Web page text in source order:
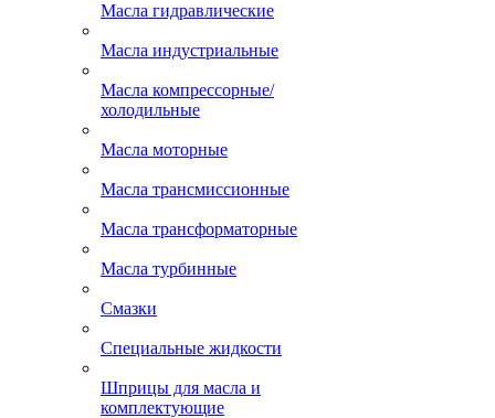
Масла гидравлические
Масла индустриальные
Масла компрессорные/
холодильные
Масла моторные
Масла трансмиссионные
Масла трансформаторные
Масла турбинные
Смазки
Специальные жидкости
Шприцы для масла и
комплектующие